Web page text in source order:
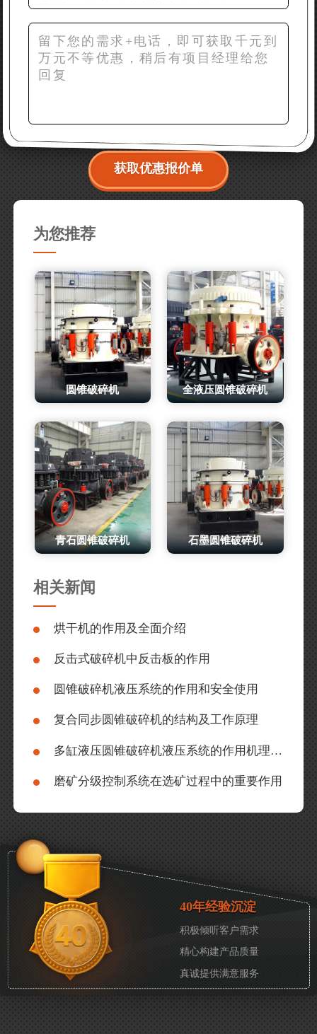
获取优惠报价单
为您推荐
圆锥破碎机 全液压圆锥破碎机
青石圆锥破碎机 石墨圆锥破碎机
相关新闻
烘干机的作用及全面介绍
反击式破碎机中反击板的作用
圆锥破碎机液压系统的作用和安全使用
复合同步圆锥破碎机的结构及工作原理
多缸液压圆锥破碎机液压系统的作用机理分析
磨矿分级控制系统在选矿过程中的重要作用
40年经验沉淀
积极倾听客户需求
精心构建产品质量
真诚提供满意服务